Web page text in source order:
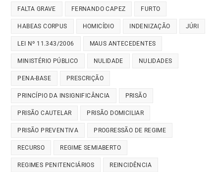
FALTA GRAVE FERNANDO CAPEZ FURTO
HABEAS CORPUS HOMICÍDIO INDENIZAÇÃO JÚRI
LEI Nº 11.343/2006 MAUS ANTECEDENTES
MINISTÉRIO PÚBLICO NULIDADE NULIDADES
PENA-BASE PRESCRIÇÃO
PRINCÍPIO DA INSIGNIFICÂNCIA PRISÃO
PRISÃO CAUTELAR PRISÃO DOMICILIAR
PRISÃO PREVENTIVA PROGRESSÃO DE REGIME
RECURSO REGIME SEMIABERTO
REGIMES PENITENCIÁRIOS REINCIDÊNCIA